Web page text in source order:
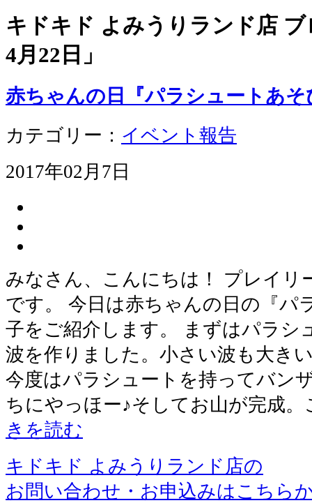
キドキド よみうりランド店
4月22日 」
赤ちゃんの日『パラシュートあそ
カテゴリー： イベント報告
2017年02月7日
みなさん、こんにちは！ プレイリ
です。 今日は赤ちゃんの日の『パ
子をご紹介します。 まずはパラシ
波を作りました。小さい波も大き
今度はパラシュートを持ってバン
ちにやっほー♪そしてお山が完成
きを読む
キドキド よみうりランド店の
お問い合わせ・お申込みはこちら